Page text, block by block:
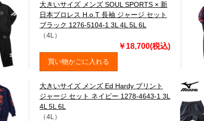
大きいサイズ メンズ SOUL SPORTS × 新
日本プロレス H.o.T 長袖 ジャージ セット
ブラック 1276-5104-1 3L 4L 5L 6L
（4L）
￥18,700(税込)
買い物かごに入れる
大きいサイズ メンズ Ed Hardy プリント
ジャージ セット ネイビー 1278-4643-1 3L
4L 5L 6L
（4L）